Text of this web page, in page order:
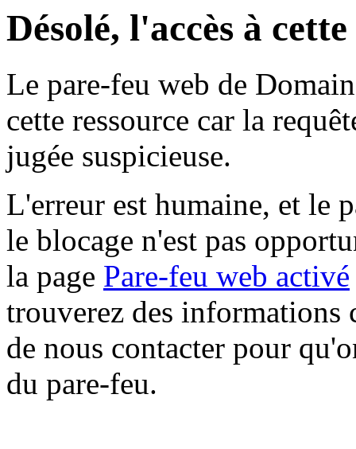
Désolé, l'accès à
Le pare-feu web de
cette ressource car la
jugée suspicieuse.
L'erreur est humaine, et le
le blocage n'est pas
la page Pare-feu web activé
trouverez des informations
de nous contacter pour
du pare-feu.